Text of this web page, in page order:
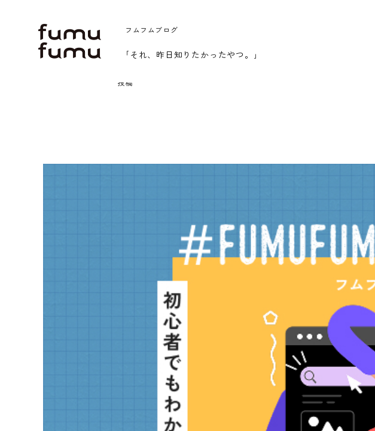
フムフムブログ
｢それ、昨日知りたかったやつ。｣
投稿